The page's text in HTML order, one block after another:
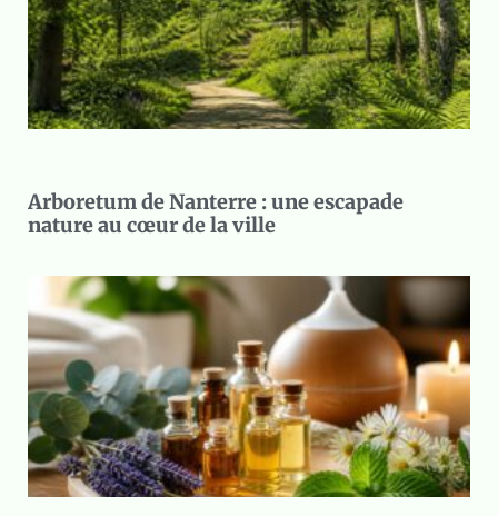
Arboretum de Nanterre : une escapade
nature au cœur de la ville